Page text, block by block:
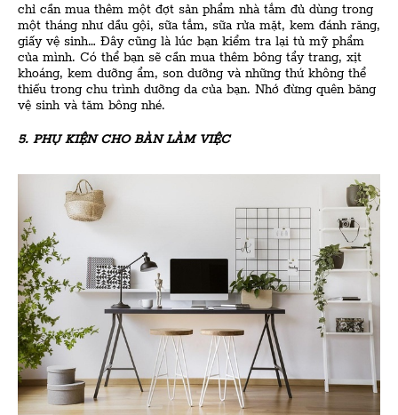
chỉ cần mua thêm một đợt sản phẩm nhà tắm đủ dùng trong
một tháng như dầu gội, sữa tắm, sữa rửa mặt, kem đánh răng,
giấy vệ sinh… Đây cũng là lúc bạn kiểm tra lại tủ mỹ phẩm
của mình. Có thể bạn sẽ cần mua thêm bông tẩy trang, xịt
khoáng, kem dưỡng ẩm, son dưỡng và những thứ không thể
thiếu trong chu trình dưỡng da của bạn. Nhớ đừng quên băng
vệ sinh và tăm bông nhé.
5. PHỤ KIỆN CHO BÀN LÀM VIỆC